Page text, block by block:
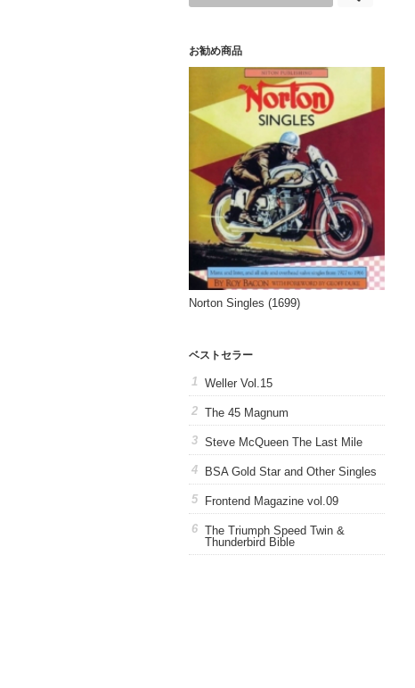
お勧め商品
Norton Singles (1699)
ベストセラー
Weller Vol.15
The 45 Magnum
Steve McQueen The Last Mile
BSA Gold Star and Other Singles
Frontend Magazine vol.09
The Triumph Speed Twin &
Thunderbird Bible